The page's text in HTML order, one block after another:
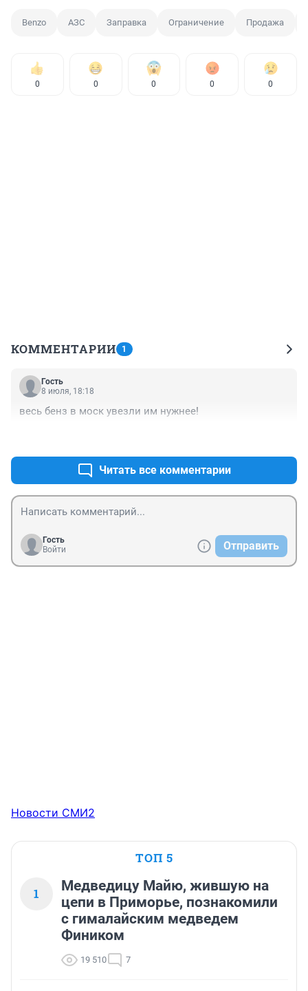
Benzo АЗС Заправка Ограничение Продажа
0 0 0 0 0
КОММЕНТАРИИ 1
Гость
8 июля, 18:18
весь бенз в моск увезли им нужнее!
Читать все комментарии
Гость
Войти
Отправить
Новости СМИ2
ТОП 5
1
Медведицу Майю, жившую на
цепи в Приморье, познакомили
с гималайским медведем
Фиником
19 510 7